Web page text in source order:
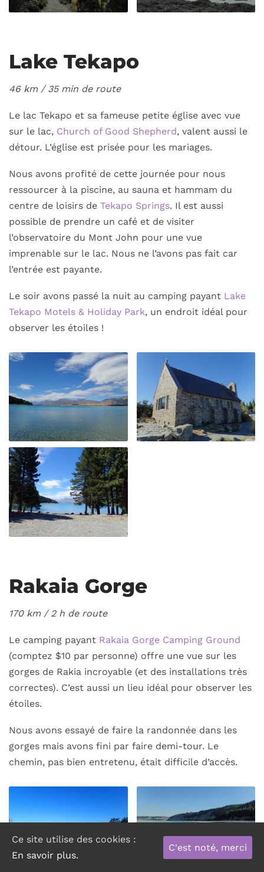
Lake Tekapo
46 km /35 min de route
Le lac Tekapo et sa fameuse petite église avec vue
sur le lac, Church of Good Shepherd, valent aussi le
détour. L’église est prisée pour les mariages.
Nous avons profité de cette journée pour nous
ressourcer à la piscine, au sauna et hammam du
centre de loisirs de Tekapo Springs. Il est aussi
possible de prendre un café et de visiter
l’observatoire du Mont John pour une vue
imprenable sur le lac. Nous ne l’avons pas fait car
l’entrée est payante.
Le soir avons passé la nuit au camping payant Lake
Tekapo Motels & Holiday Park, un endroit idéal pour
observer les étoiles !
Rakaia Gorge
170 km / 2 h de route
Le camping payant Rakaia Gorge Camping Ground
(comptez $10 par personne) offre une vue sur les
gorges de Rakia incroyable (et des installations très
correctes). C’est aussi un lieu idéal pour observer les
étoiles.
Nous avons essayé de faire la randonnée dans les
gorges mais avons fini par faire demi-tour. Le
chemin, pas bien entretenu, était difficile d’accès.
Ce site utilise des cookies :
En savoir plus.
C'est noté, merci